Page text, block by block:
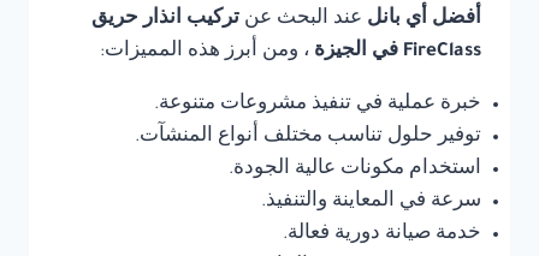
أفضل أي بانل عند البحث عن تركيب انذار حريق
FireClass في الجيزة
، ومن أبرز هذه المميزات:
خبرة عملية في تنفيذ مشروعات متنوعة.
توفير حلول تناسب مختلف أنواع المنشآت.
استخدام مكونات عالية الجودة.
سرعة في المعاينة والتنفيذ.
خدمة صيانة دورية فعالة.